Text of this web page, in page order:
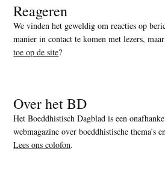
Reageren
We vinden het geweldig om reacties op
manier in contact te komen met lezers,
toe op de site?
Over het BD
Het Boeddhistisch Dagblad is een
webmagazine over boeddhistische thema’s
Lees ons colofon.